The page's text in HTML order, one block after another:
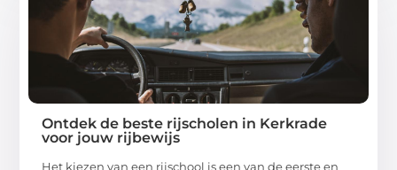
Ontdek de beste rijscholen in Kerkrade
voor jouw rijbewijs
Het kiezen van een rijschool is een van de eerste en